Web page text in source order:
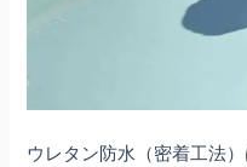
ウレタン防水（密着工法